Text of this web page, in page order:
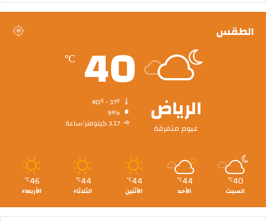
الطقس
الرياض
غيوم متفرقة
40
℃
9%
3.17 كيلومتر/ساعة
40
℃
السبت
44
℃
الأحد
44
℃
الأثنين
44
℃
الثلاثاء
46
℃
الأربعاء